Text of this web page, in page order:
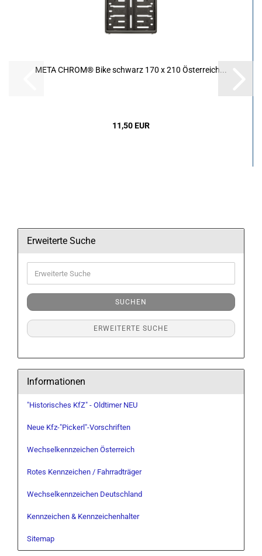
META CHROM® Bike schwarz 170 x 210 Österreich...
11,50 EUR
Erweiterte Suche
Suche
SUCHEN
ERWEITERTE SUCHE
Informationen
"Historisches KfZ" - Oldtimer NEU
Neue Kfz-"Pickerl"-Vorschriften
Wechselkennzeichen Österreich
Rotes Kennzeichen / Fahrradträger
Wechselkennzeichen Deutschland
Kennzeichen & Kennzeichenhalter
Sitemap